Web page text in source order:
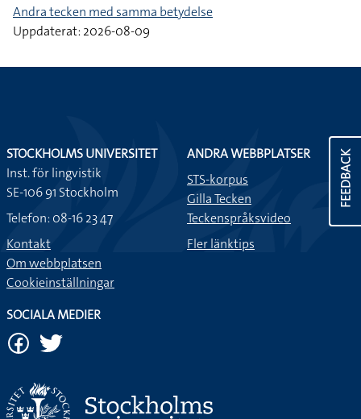
Andra tecken med samma betydelse
Uppdaterat: 2026-08-09
FEEDBACK
STOCKHOLMS UNIVERSITET
Inst. för lingvistik
SE-106 91 Stockholm
Telefon: 08-16 23 47
Kontakt
Om webbplatsen
Cookieinställningar
ANDRA WEBBPLATSER
STS-korpus
Gilla Tecken
Teckenspråksvideo
Fler länktips
SOCIALA MEDIER